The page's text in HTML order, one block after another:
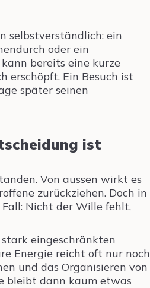
selbstverständlich: ein
oder ein
bereits eine kurze
erschöpft. Ein Besuch ist
später seinen
ist
Von aussen wirkt es
zurückziehen. Doch in
Nicht der Wille fehlt,
eingeschränkten
Energie reicht oft nur noch
und das Organisieren von
bleibt dann kaum etwas